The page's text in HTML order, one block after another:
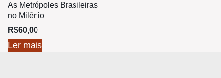
As Metrópoles Brasileiras
no Milênio
R$60,00
Ler mais